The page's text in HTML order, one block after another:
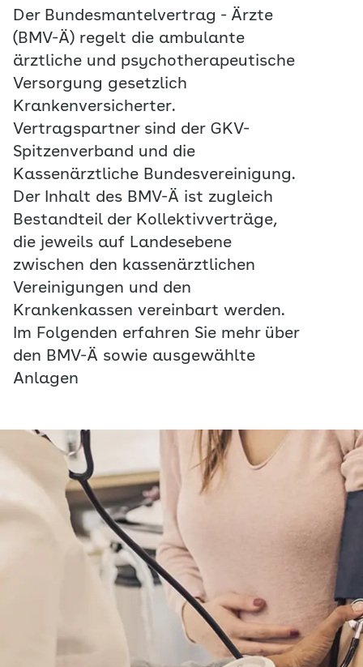
Der Bundesmantelvertrag - Ärzte
(BMV-Ä) regelt die ambulante
ärztliche und psychotherapeutische
Versorgung gesetzlich
Krankenversicherter.
Vertragspartner sind der GKV-
Spitzenverband und die
Kassenärztliche Bundesvereinigung.
Der Inhalt des BMV-Ä ist zugleich
Bestandteil der Kollektivverträge,
die jeweils auf Landesebene
zwischen den kassenärztlichen
Vereinigungen und den
Krankenkassen vereinbart werden.
Im Folgenden erfahren Sie mehr über
den BMV-Ä sowie ausgewählte
Anlagen